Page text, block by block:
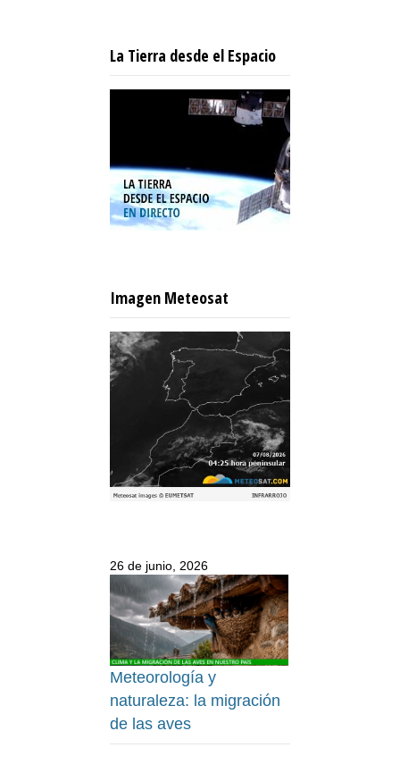
La Tierra desde el Espacio
Imagen Meteosat
26 de junio, 2026
Meteorología y
naturaleza: la migración
de las aves